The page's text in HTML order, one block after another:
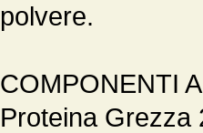
polvere.
COMPONENTI
Proteina Grezza